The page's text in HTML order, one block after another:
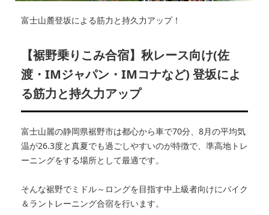
富士山麓登坂による筋力と持久力アップ！
【裾野乗りこみ合宿】秋レース向け(佐
渡・IMジャパン・IMコナなど) 登坂によ
る筋力と持久力アップ
富士山麗の静岡県裾野市は都心から車で70分、8月の平均気
温が26.3度と真夏でも過ごしやすいのが特徴で、準高地トレ
ーニングをする場所として最適です。
そんな裾野でミドル～ロングを目指す中上級者向けにバイク
＆ラントレーニング合宿を行います。